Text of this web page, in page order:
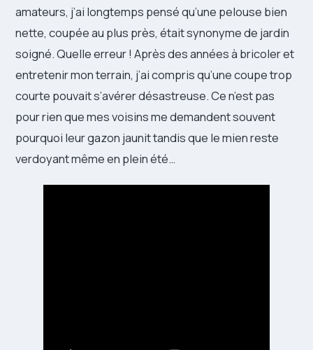
amateurs, j’ai longtemps pensé qu’une pelouse bien
nette, coupée au plus près, était synonyme de jardin
soigné. Quelle erreur ! Après des années à bricoler et
entretenir mon terrain, j’ai compris qu’une coupe trop
courte pouvait s’avérer désastreuse. Ce n’est pas
pour rien que mes voisins me demandent souvent
pourquoi leur gazon jaunit tandis que le mien reste
verdoyant même en plein été…